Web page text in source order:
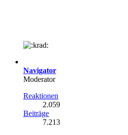
Navigator
Moderator
Reaktionen
2.059
Beiträge
7.213